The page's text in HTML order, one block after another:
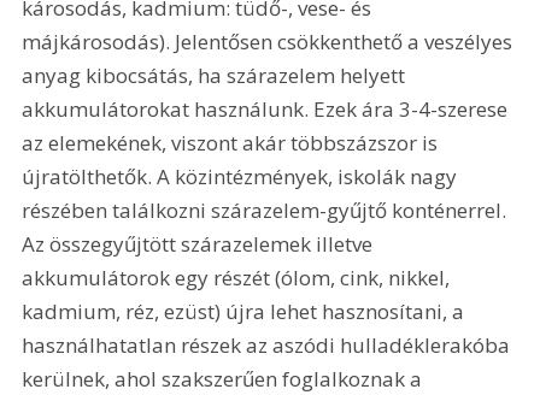
károsodás, kadmium: tüdő-, vese- és
májkárosodás). Jelentősen csökkenthető a veszélyes
anyag kibocsátás, ha szárazelem helyett
akkumulátorokat használunk. Ezek ára 3-4-szerese
az elemekének, viszont akár többszázszor is
újratölthetők. A közintézmények, iskolák nagy
részében találkozni szárazelem-gyűjtő konténerrel.
Az összegyűjtött szárazelemek illetve
akkumulátorok egy részét (ólom, cink, nikkel,
kadmium, réz, ezüst) újra lehet hasznosítani, a
használhatatlan részek az aszódi hulladéklerakóba
kerülnek, ahol szakszerűen foglalkoznak a